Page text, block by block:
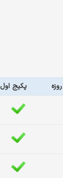
پکیج اول 30 روزه